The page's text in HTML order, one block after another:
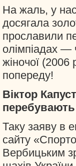
На жаль, у
досягала
прославили
олімпіадах —
жіночої
попереду!
Віктор
перебувають
Таку заяву в
сайту
Вербицьким